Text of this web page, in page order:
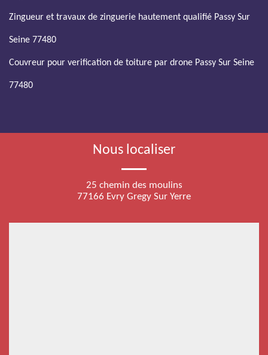
Zingueur et travaux de zinguerie hautement qualifié Passy Sur
Seine 77480
Couvreur pour verification de toiture par drone Passy Sur Seine
77480
Nous localiser
25 chemin des moulins
77166 Evry Gregy Sur Yerre